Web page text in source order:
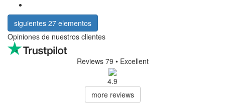
siguientes 27 elementos
Opiniones de nuestros clientes
Reviews 79 • Excellent
4.9
more reviews